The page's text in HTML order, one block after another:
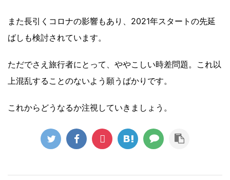
また長引くコロナの影響もあり、2021年スタートの先延
ばしも検討されています。
ただでさえ旅行者にとって、ややこしい時差問題。これ以
上混乱することのないよう願うばかりです。
これからどうなるか注視していきましょう。